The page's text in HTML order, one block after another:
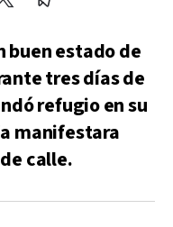
buen estado de
tres días de
refugio en su
manifestara
calle.